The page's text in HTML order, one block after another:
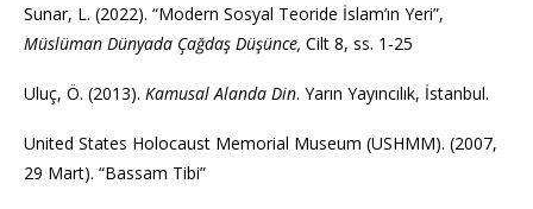
Sunar, L. (2022). “Modern Sosyal Teoride İslam’ın Yeri”,
Müslüman Dünyada Çağdaş Düşünce, Cilt 8, ss. 1-25
Uluç, Ö. (2013). Kamusal Alanda Din. Yarın Yayıncılık, İstanbul.
United States Holocaust Memorial Museum (USHMM). (2007,
29 Mart). “Bassam Tibi”